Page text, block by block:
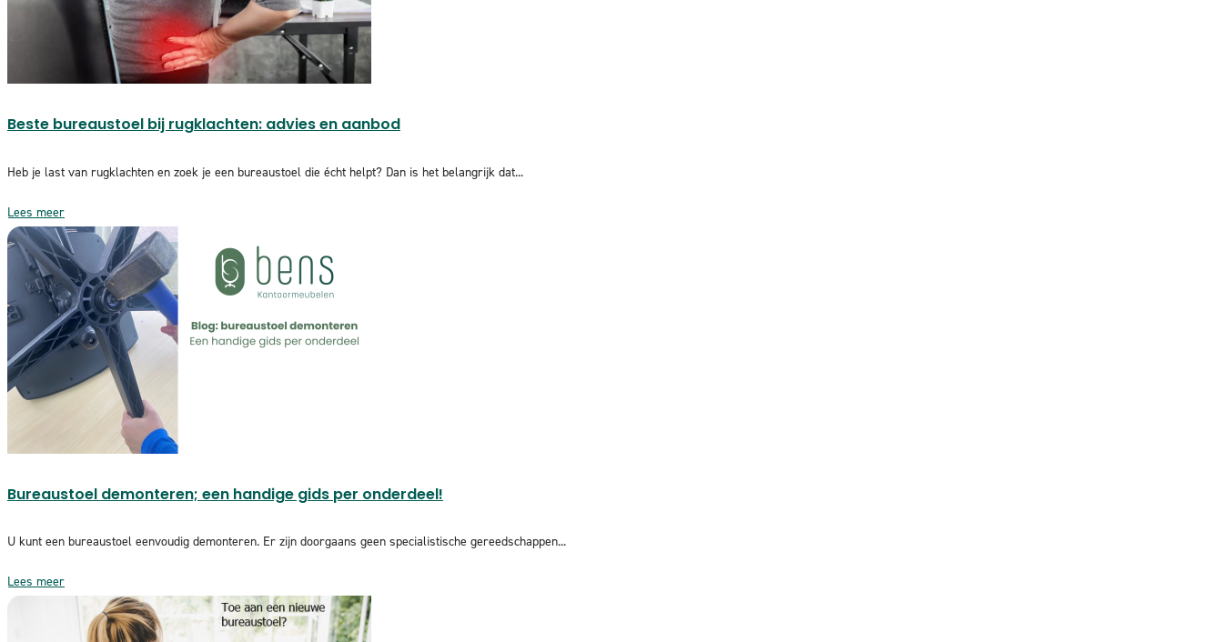
Beste bureaustoel bij rugklachten: advies en aanbod
Heb je last van rugklachten en zoek je een bureaustoel die écht helpt? Dan is het belangrijk dat...
Lees meer
Bureaustoel demonteren; een handige gids per onderdeel!
U kunt een bureaustoel eenvoudig demonteren. Er zijn doorgaans geen specialistische gereedschappen...
Lees meer